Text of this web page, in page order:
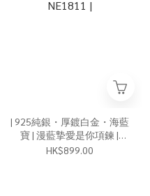
| 925純銀・厚鍍白金・海藍
寶 | 漫藍摯愛是你項鍊 |
NE1811 |
HK$899.00